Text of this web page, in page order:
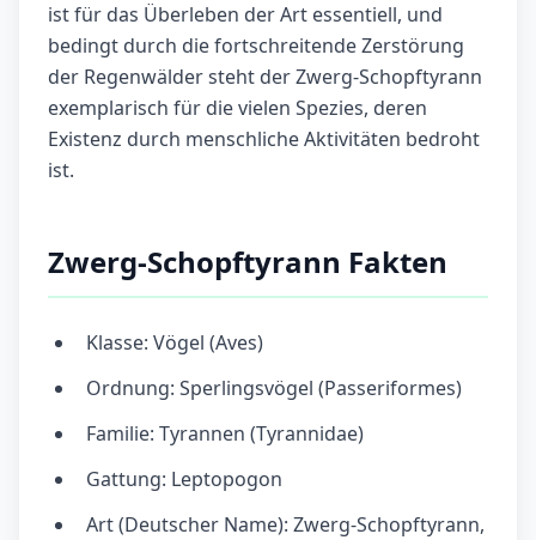
ist für das Überleben der Art essentiell, und
bedingt durch die fortschreitende Zerstörung
der Regenwälder steht der Zwerg-Schopftyrann
exemplarisch für die vielen Spezies, deren
Existenz durch menschliche Aktivitäten bedroht
ist.
Zwerg-Schopftyrann Fakten
Klasse: Vögel (Aves)
Ordnung: Sperlingsvögel (Passeriformes)
Familie: Tyrannen (Tyrannidae)
Gattung: Leptopogon
Art (Deutscher Name): Zwerg-Schopftyrann,